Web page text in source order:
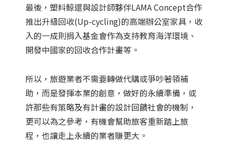
最後，塑料鯨還與設計師夥伴LAMA Concept合作
推出升級回收(Up-cycling)的高端辦公室家具，收
入的一成則捐入基金會作為支持教育海洋環境、
開發中國家的回收合作計畫等。
所以，旅遊業者不需要轉做代購或爭吵著領補
助，而是發揮本業的創意，做好的永續準備，或
許那些有策略及有計畫的設計回饋社會的機制，
更可以為之參考，有機會幫助旅客重新踏上旅
程，也讓走上永續的業者賺更大。